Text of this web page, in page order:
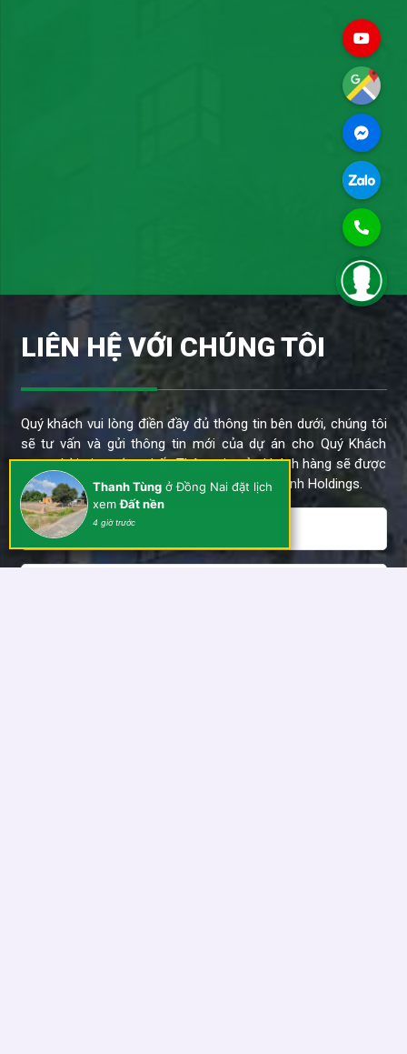
LIÊN HỆ VỚI CHÚNG TÔI
Quý khách vui lòng điền đầy đủ thông tin bên dưới, chúng tôi
sẽ tư vấn và gửi thông tin mới của dự án cho Quý Khách
trong thời gian sớm nhất. Thông tin của khách hàng sẽ được
bảo mật và chỉ sử dụng cho dự án của Kim Anh Holdings.
Thanh Tùng ở Đồng Nai đặt lịch
xemĐất nền
4 giờ trước